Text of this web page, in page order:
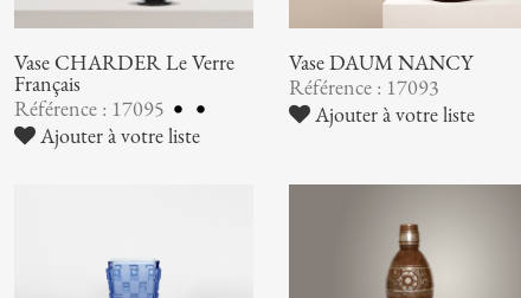
Vase CHARDER Le Verre
Français
Référence : 17095
Ajouter à votre liste
Vase DAUM NANCY
Référence : 17093
Ajouter à votre liste